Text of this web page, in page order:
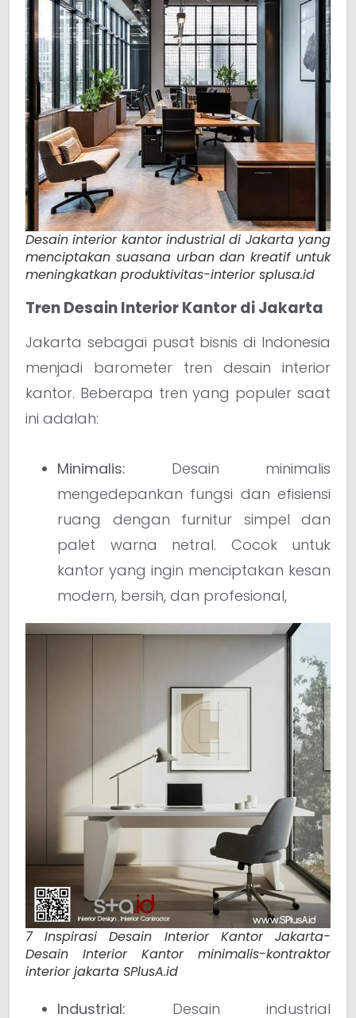
Desain interior kantor industrial di Jakarta yang
menciptakan suasana urban dan kreatif untuk
meningkatkan produktivitas-interior splusa.id
Tren Desain Interior Kantor di Jakarta
Jakarta sebagai pusat bisnis di Indonesia
menjadi barometer tren desain interior
kantor. Beberapa tren yang populer saat
ini adalah:
Minimalis: Desain minimalis
mengedepankan fungsi dan efisiensi
ruang dengan furnitur simpel dan
palet warna netral. Cocok untuk
kantor yang ingin menciptakan kesan
modern, bersih, dan profesional,
7 Inspirasi Desain Interior Kantor Jakarta-
Desain Interior Kantor minimalis-kontraktor
interior jakarta SPlusA.id
Industrial: Desain industrial